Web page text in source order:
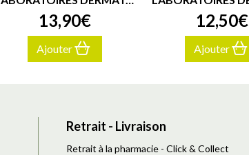
13,90€
Ajouter
12,50€
Ajouter
Retrait - Livraison
Retrait à la pharmacie - Click & Collect